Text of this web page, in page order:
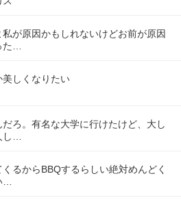
が原因かもしれないけどお前が原因
…
しくなりたい
ろ。有名な大学に行けたけど、大し
…
るからBBQするらしい絶対めんどく